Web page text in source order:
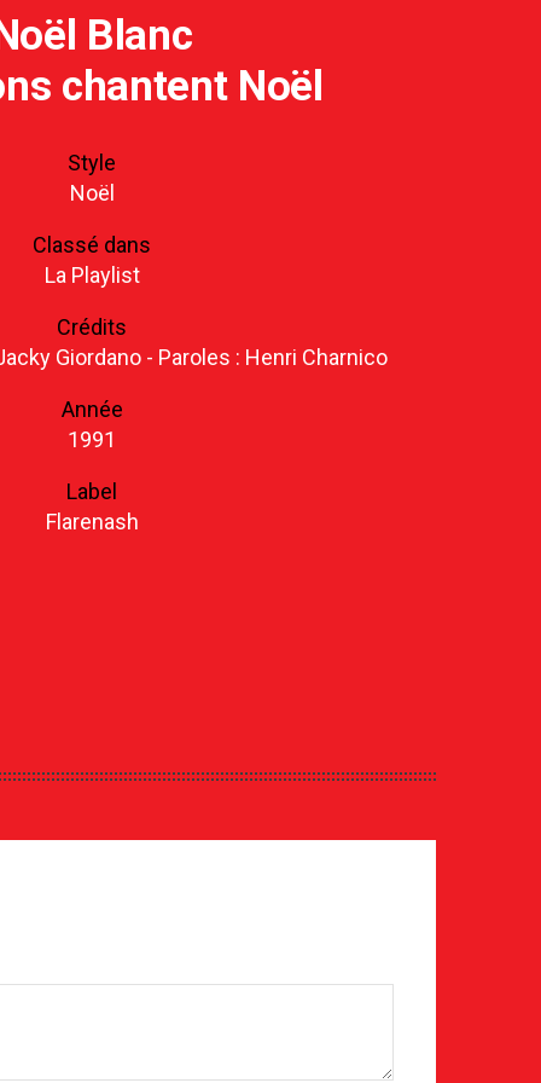
Blanc
chantent Noël
Style
Noël
Classé dans
La Playlist
Crédits
Giordano - Paroles : Henri Charnico
Année
1991
Label
Flarenash